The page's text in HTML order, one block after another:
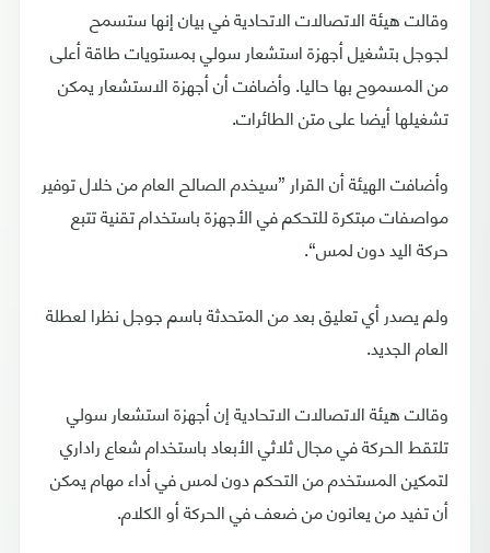
وقالت هيئة الاتصالات الاتحادية في بيان إنها ستسمح
لجوجل بتشغيل أجهزة استشعار سولي بمستويات طاقة أعلى
من المسموح بها حاليا. وأضافت أن أجهزة الاستشعار يمكن
تشغيلها أيضا على متن الطائرات.
وأضافت الهيئة أن القرار ”سيخدم الصالح العام من خلال توفير
مواصفات مبتكرة للتحكم في الأجهزة باستخدام تقنية تتبع
حركة اليد دون لمس“.
ولم يصدر أي تعليق بعد من المتحدثة باسم جوجل نظرا لعطلة
العام الجديد.
وقالت هيئة الاتصالات الاتحادية إن أجهزة استشعار سولي
تلتقط الحركة في مجال ثلاثي الأبعاد باستخدام شعاع راداري
لتمكين المستخدم من التحكم دون لمس في أداء مهام يمكن
أن تفيد من يعانون من ضعف في الحركة أو الكلام.